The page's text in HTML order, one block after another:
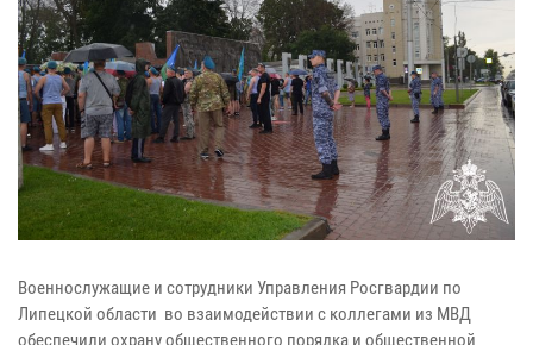
Военнослужащие и сотрудники Управления Росгвардии по
Липецкой области во взаимодействии с коллегами из МВД
обеспечили охрану общественного порядка и общественной